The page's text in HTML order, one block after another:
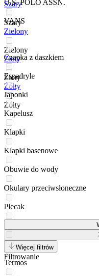
U.S. POLO ASSN.
VANS
Szary
Szary
Zielony
Zielony
Złoty
Złoty
Żółty
Żółty
Czapka z daszkiem
Espadryle
Japonki
Kapelusz
Klapki
Klapki basenowe
Obuwie do wody
Okulary przeciwsłoneczne
Plecak
Tenisówki
Termos
Więcej filtrów
Filtrowanie